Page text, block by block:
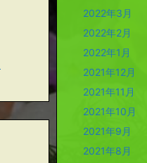
2022年3月
2022年2月
2022年1月
2021年12月
2021年11月
2021年10月
2021年9月
2021年8月